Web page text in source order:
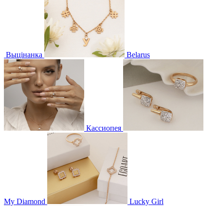
Выцінанка Belarus
Кассиопея
My Diamond Lucky Girl